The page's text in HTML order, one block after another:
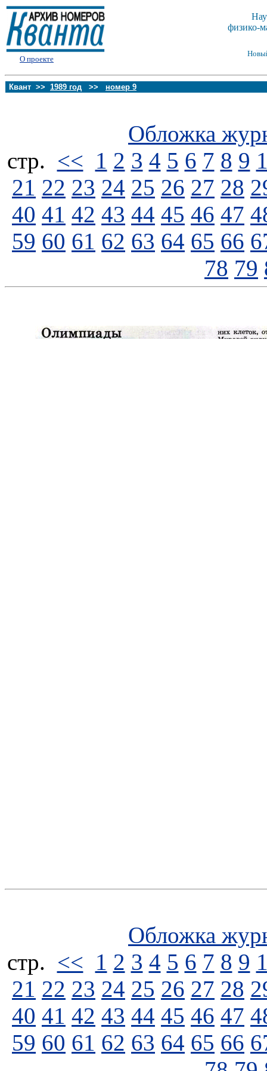
О проекте
физико-
Квант >> 1989 год >> номер 9
Обложка
стp. << 1 2 3 4 5 6 7 8 9
21 22 23 24 25 26 27 28
40 41 42 43 44 45 46 47
59 60 61 62 63 64 65 66
78 79
Обложка
стp. << 1 2 3 4 5 6 7 8 9
21 22 23 24 25 26 27 28
40 41 42 43 44 45 46 47
59 60 61 62 63 64 65 66